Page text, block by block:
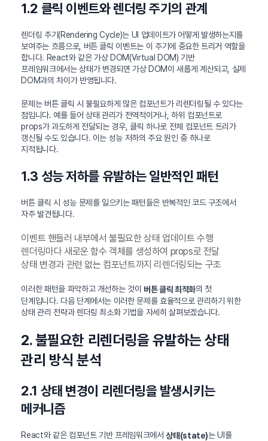
1.2 클릭 이벤트와 렌더링 주기의 관계
렌더링 주기(Rendering Cycle)는 UI 업데이트가 어떻게 발생하는지를
보여주는 흐름으로, 버튼 클릭 이벤트는 이 주기에 중요한 트리거 역할을
합니다. React와 같은 가상 DOM(Virtual DOM) 기반
프레임워크에서는 상태가 변경되면 가상 DOM이 새롭게 계산되고, 실제
DOM과의 차이가 반영됩니다.
문제는 버튼 클릭 시 불필요하게 많은 컴포넌트가 리렌더링될 수 있다는
점입니다. 예를 들어 상태 관리가 전역적이거나, 하위 컴포넌트로
props가 과도하게 전달되는 경우, 클릭 하나로 전체 컴포넌트 트리가
갱신될 수도 있습니다. 이는 성능 저하의 주요 원인 중 하나로
지적됩니다.
1.3 성능 저하를 유발하는 일반적인 패턴
버튼 클릭 시 성능 문제를 일으키는 패턴들은 반복적인 코드 구조에서
자주 발견됩니다.
이벤트 핸들러 내부에서 불필요한 상태 업데이트 수행
렌더링마다 새로운 함수 객체를 생성하여 props로 전달
상태 변경과 관련 없는 컴포넌트까지 리렌더링되는 구조
이러한 패턴을 파악하고 개선하는 것이 버튼 클릭 최적화의 첫
단계입니다. 다음 단계에서는 이러한 문제를 효율적으로 관리하기 위한
상태 관리 전략과 렌더링 최소화 기법을 자세히 살펴보겠습니다.
2. 불필요한 리렌더링을 유발하는 상태
관리 방식 분석
2.1 상태 변경이 리렌더링을 발생시키는
메커니즘
React와 같은 컴포넌트 기반 프레임워크에서상태(state)는 UI를